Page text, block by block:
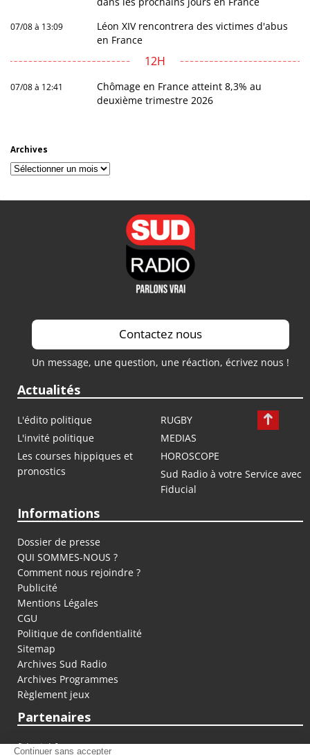
07/08 à 13:09
Léon XIV rencontrera des victimes d'abus
en France
12H
07/08 à 12:41
Chômage en France atteint 8,3% au
deuxième trimestre 2026
Archives
Archives
Contactez nous
Un message, une question, une réaction, écrivez nous !
Actualités
L'édito politique
RUGBY
L'invité politique
MEDIAS
Les courses hippiques et
pronostics
HOROSCOPE
Sud Radio à votre Service avec
Fiducial
Informations
Dossier de presse
QUI SOMMES-NOUS ?
Comment nous rejoindre ?
Publicité
Mentions Légales
CGU
Politique de confidentialité
Sitemap
Archives Sud Radio
Archives Programmes
Règlement jeux
Partenaires
fiducial.fr